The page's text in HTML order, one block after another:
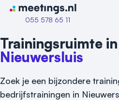
Naar home van Meetings
055 578 65 11
Trainingsruimte in
Nieuwersluis
Zoek je een bijzondere
bedrijfstrainingen in